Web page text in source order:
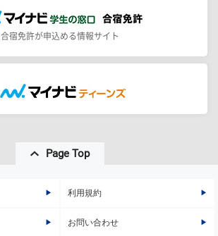
合宿免許が申込める情報サイト
Page Top
利用規約
お問い合わせ